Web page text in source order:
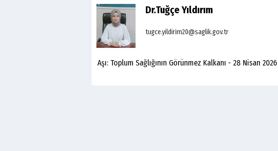
Gazete Manşetleri
Biyografiler
Dr.Tuğçe Yıldırım
tugce.yildirim20@saglik.gov.tr
Aşı: Toplum Sağlığının Görünmez Kalkanı - 28 Nisan 2026